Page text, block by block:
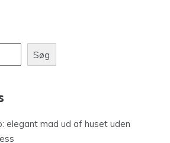
Søg
elegant mad ud af huset uden